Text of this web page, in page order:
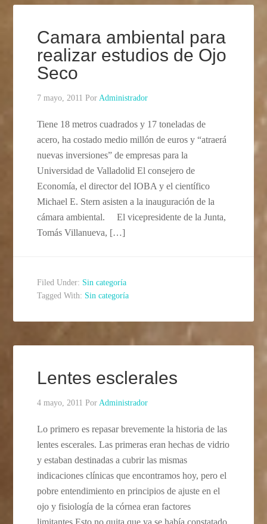
Camara ambiental para
realizar estudios de Ojo
Seco
7 mayo, 2011 PorAdministrador
Tiene 18 metros cuadrados y 17 toneladas de
acero, ha costado medio millón de euros y “atraerá
nuevas inversiones” de empresas para la
Universidad de Valladolid El consejero de
Economía, el director del IOBA y el científico
Michael E. Stern asisten a la inauguración de la
cámara ambiental. El vicepresidente de la Junta,
Tomás Villanueva, […]
Filed Under: Sin categoría
Tagged With: Sin categoría
Lentes esclerales
4 mayo, 2011 PorAdministrador
Lo primero es repasar brevemente la historia de las
lentes escerales. Las primeras eran hechas de vidrio
y estaban destinadas a cubrir las mismas
indicaciones clínicas que encontramos hoy, pero el
pobre entendimiento en principios de ajuste en el
ojo y fisiología de la córnea eran factores